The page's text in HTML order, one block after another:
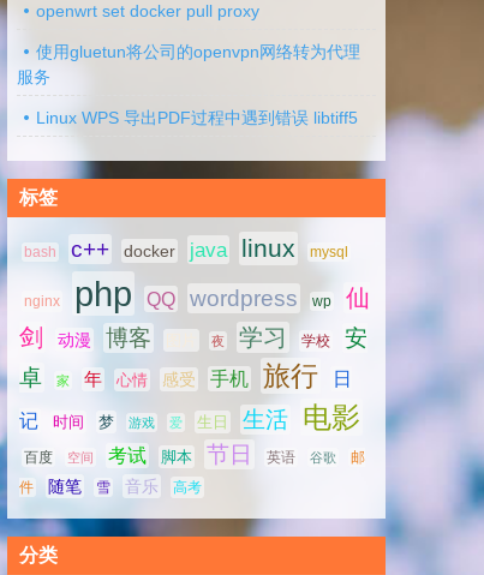
openwrt set docker pull proxy
使用gluetun将公司的openvpn网络转为代理
服务
Linux WPS 导出PDF过程中遇到错误 libtiff5
标签
bash c++ docker java linux mysql
nginx php QQ wordpress wp
仙
剑
动漫 博客 夜 学习 学校
安
卓
家 年 心情 感受 手机 旅行 日
记 时间 梦 游戏 爱 生日 生活 电影
百度 空间 考试 脚本 节日 英语 谷歌 邮
件 随笔 雪 音乐 高考
分类